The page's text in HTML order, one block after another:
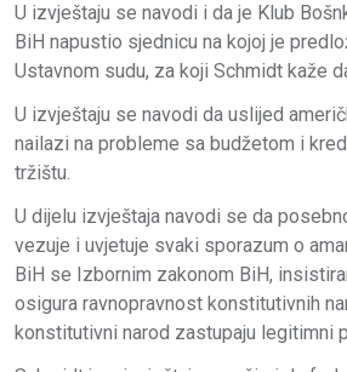
U izvještaju se navodi i da je Klub
BiH napustio sjednicu na kojoj je
Ustavnom sudu, za koji Schmidt kaže
U izvještaju se navodi da uslijed
nailazi na probleme sa budžetom i
tržištu.
U dijelu izvještaja navodi se da
vezuje i uvjetuje svaki sporazum o
BiH se Izbornim zakonom BiH,
osigura ravnopravnost konstitutivnih
konstitutivni narod zastupaju legitimni